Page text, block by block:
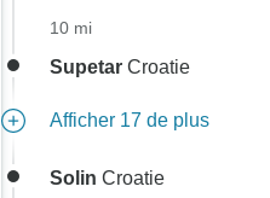
10 mi
Supetar Croatie
Afficher 17 de plus
Solin Croatie